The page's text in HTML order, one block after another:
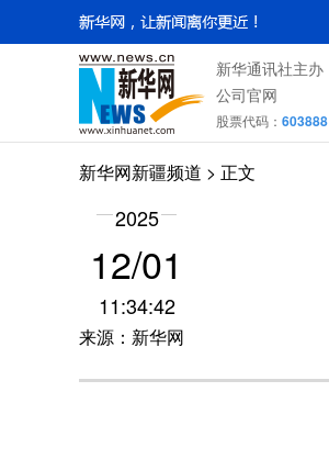
新华通讯社主办
公司官网
股票代码： 603888
新华网新疆频道 > 正文
2025
12/01
11:34:42
来源：新华网